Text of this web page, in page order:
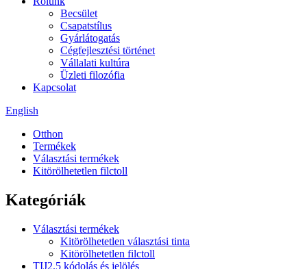
Becsület
Csapatstílus
Gyárlátogatás
Cégfejlesztési történet
Vállalati kultúra
Üzleti filozófia
Kapcsolat
English
Otthon
Termékek
Választási termékek
Kitörölhetetlen filctoll
Kategóriák
Választási termékek
Kitörölhetetlen választási tinta
Kitörölhetetlen filctoll
TIJ2.5 kódolás és jelölés